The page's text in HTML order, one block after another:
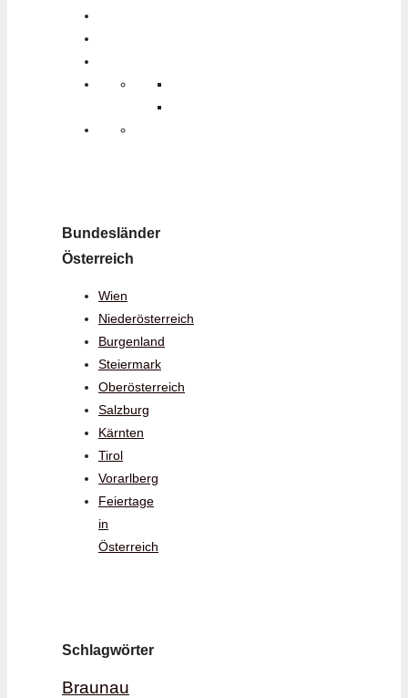
Bundesländer
Österreich
Wien
Niederösterreich
Burgenland
Steiermark
Oberösterreich
Salzburg
Kärnten
Tirol
Vorarlberg
Feiertage
in
Österreich
Schlagwörter
Braunau